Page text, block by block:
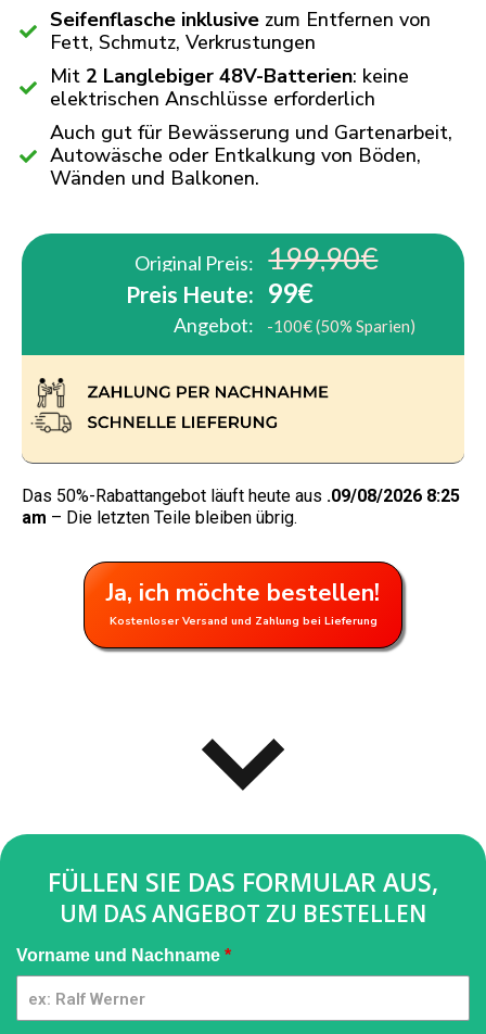
Seifenflasche inklusive zum Entfernen von
Fett, Schmutz, Verkrustungen
Mit 2 Langlebiger 48V-Batterien: keine
elektrischen Anschlüsse erforderlich
Auch gut für Bewässerung und Gartenarbeit,
Autowäsche oder Entkalkung von Böden,
Wänden und Balkonen.
Original Preis: 199,90€
Preis Heute: 99€
Angebot: -100€ (50% Sparien)
Das 50%-Rabattangebot läuft heute aus .09/08/2026 8:25
am – Die letzten Teile bleiben übrig.
Ja, ich möchte bestellen!
Kostenloser Versand und Zahlung bei Lieferung
FÜLLEN SIE DAS FORMULAR AUS,
UM DAS ANGEBOT ZU BESTELLEN
Pressure
Washer
[DE] -
GQMIA |
Vorname und Nachname *